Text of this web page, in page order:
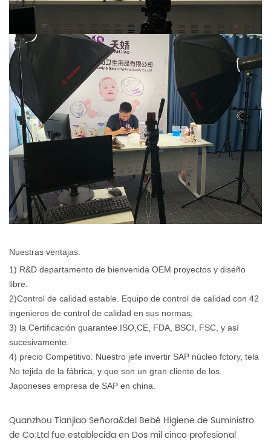
Nuestras ventajas:
1) R&D departamento de bienvenida OEM proyectos y diseño
libre.
2)Control de calidad estable. Equipo de control de calidad con 42
ingenieros de control de calidad en sus normas;
3) la Certificación guarantee.ISO,CE, FDA, BSCI, FSC, y así
sucesivamente.
4) precio Competitivo. Nuestro jefe invertir SAP núcleo fctory, tela
No tejida de la fábrica, y que son un gran cliente de los
Japoneses empresa de SAP en china.
Quanzhou Tianjiao Señora&del Bebé Higiene de Suministro
de Co;Ltd fue establecida en Dos mil cinco profesional